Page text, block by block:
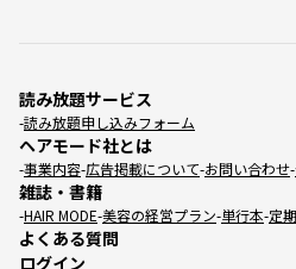
読み放題サービス
読み放題申し込みフォーム
ヘアモード社とは
事業内容 広告掲載について お問い合わせ
雑誌・書籍
HAIR MODE 美容の経営プラン 単行本 定
よくある質問
ログイン